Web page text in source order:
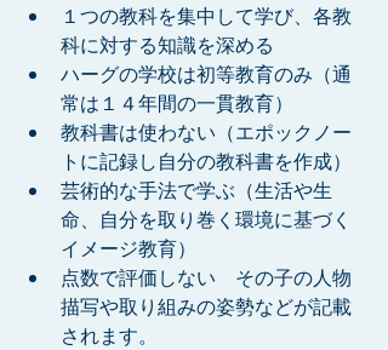
１つの教科を集中して学び、各教
科に対する知識を深める
ハーグの学校は初等教育のみ（通
常は１４年間の一貫教育）
教科書は使わない（エポックノー
トに記録し自分の教科書を作成）
芸術的な手法で学ぶ（生活や生
命、自分を取り巻く環境に基づく
イメージ教育）
点数で評価しない　その子の人物
描写や取り組みの姿勢などが記載
されます。